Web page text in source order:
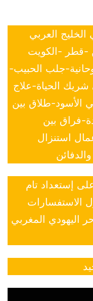
الخليج العربي
-قطر -الكويت
جلب الحبيب-
الحياة-علاج
الأسود-طلاق بين
فراق بين
استنزال
إستعداد تام
الاستفسارات
اليهودي المغربي